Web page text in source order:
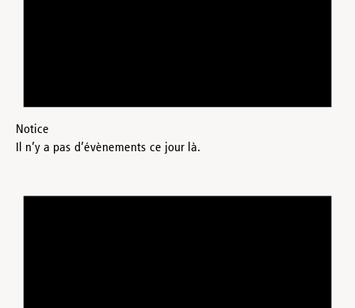
Notice
Il n’y a pas d’évènements ce jour là.